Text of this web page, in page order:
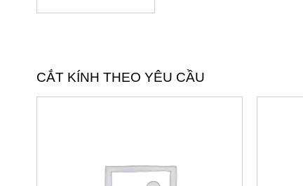
CẮT KÍNH THEO YÊU CẦU